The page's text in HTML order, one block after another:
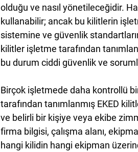
olduğu ve nasıl yönetileceğidir.
kullanabilir; ancak bu kilitlerin
sistemine ve güvenlik
kilitler işletme tarafından
bu durum ciddi güvenlik ve
Birçok işletmede daha kontrollü
tarafından tanımlanmış EKED
ve belirli bir kişiye veya ekibe
firma bilgisi, çalışma alanı,
hangi kilidin hangi ekipman